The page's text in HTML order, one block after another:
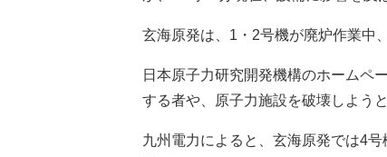
玄海原発は、1・2号機が廃炉作業中
日本原子力研究開発機構のホームペ
する者や、原子力施設を破壊しよう
九州電力によると、玄海原発では4